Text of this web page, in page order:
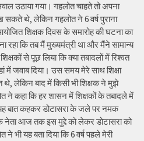
उठाया गया। गहलोत चाहते तो अपना
थे, लेकिन गहलोत ने 6 वर्ष पुराना
शिक्षक दिवस के समारोह की घटना का
रहा कि तब मैं मुख्यमंत्री था और मैंने सामान्य
से पूछ लिया कि क्या तबादलों में रिश्वत
में जवाब दिया। उस समय मेरे साथ शिक्षा
थे, लेकिन बाद में किसी भी शिक्षक ने मुझे
ने कहा कि हर शासन में शिक्षकों के तबादले में
बात कहकर डोटासरा के जले पर नमक
नेता आज तक इस मुद्दे को लेकर डोटासरा को
यह बता दिया कि 6 वर्ष पहले मेरी